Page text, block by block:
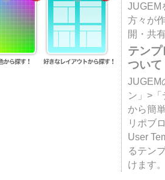
JUGEM
方々が
開・共
テン
ついて
JUGEM
ン」>
から簡
リポブ
User
るテン
けます